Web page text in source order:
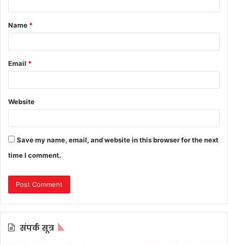
t
*
Name *
Email *
Website
Save my name, email, and website in this browser for the next
time I comment.
संपर्क सूत्र